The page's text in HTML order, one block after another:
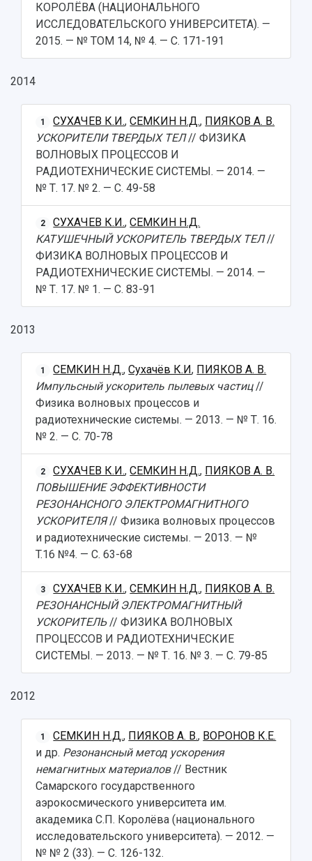
КОРОЛЁВА (НАЦИОНАЛЬНОГО
ИССЛЕДОВАТЕЛЬСКОГО УНИВЕРСИТЕТА). —
2015. — № ТОМ 14, № 4. — С. 171-191
2014
1 СУХАЧЕВ К.И.,СЕМКИН Н.Д., ПИЯКОВ А. В.
УСКОРИТЕЛИ ТВЕРДЫХ ТЕЛ// ФИЗИКА
ВОЛНОВЫХ ПРОЦЕССОВ И
РАДИОТЕХНИЧЕСКИЕ СИСТЕМЫ. — 2014. —
№ Т. 17. № 2. — С. 49-58
2 СУХАЧЕВ К.И.,СЕМКИН Н.Д.
КАТУШЕЧНЫЙ УСКОРИТЕЛЬ ТВЕРДЫХ ТЕЛ//
ФИЗИКА ВОЛНОВЫХ ПРОЦЕССОВ И
РАДИОТЕХНИЧЕСКИЕ СИСТЕМЫ. — 2014. —
№ Т. 17. № 1. — С. 83-91
2013
1 СЕМКИН Н.Д.,Сухачёв К.И, ПИЯКОВ А. В.
Импульсный ускоритель пылевых частиц//
Физика волновых процессов и
радиотехнические системы. — 2013. — № Т. 16.
№ 2. — С. 70-78
2 СУХАЧЕВ К.И.,СЕМКИН Н.Д., ПИЯКОВ А. В.
ПОВЫШЕНИЕ ЭФФЕКТИВНОСТИ
РЕЗОНАНСНОГО ЭЛЕКТРОМАГНИТНОГО
УСКОРИТЕЛЯ// Физика волновых процессов
и радиотехнические системы. — 2013. — №
T.16 №4. — С. 63-68
3 СУХАЧЕВ К.И.,СЕМКИН Н.Д., ПИЯКОВ А. В.
РЕЗОНАНСНЫЙ ЭЛЕКТРОМАГНИТНЫЙ
УСКОРИТЕЛЬ// ФИЗИКА ВОЛНОВЫХ
ПРОЦЕССОВ И РАДИОТЕХНИЧЕСКИЕ
СИСТЕМЫ. — 2013. — № Т. 16. № 3. — С. 79-85
2012
1 СЕМКИН Н.Д., ПИЯКОВ А. В., ВОРОНОВ К.Е.
и др. Резонансный метод ускорения
немагнитных материалов// Вестник
Самарского государственного
аэрокосмического университета им.
академика С.П. Королёва (национального
исследовательского университета). — 2012. —
№ № 2 (33). — С. 126-132.